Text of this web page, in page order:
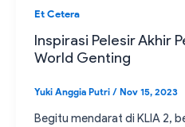
Et Cetera
Inspirasi Pelesir Akhir
World Genting
Yuki Anggia Putri/ Nov 15, 2023
Begitu mendarat di KLIA 2,